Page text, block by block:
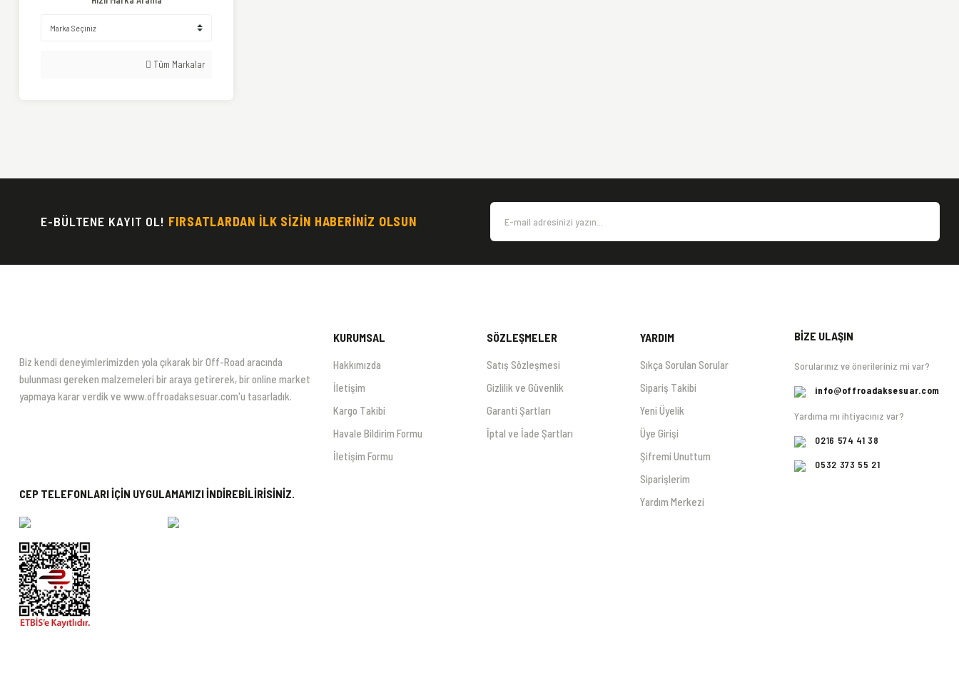
Tüm Markalar
E-BÜLTENE KAYIT OL! FIRSATLARDAN İLK SİZİN HABERİNİZ OLSUN
Biz kendi deneyimlerimizden yola çıkarak bir Off-Road aracında
bulunması gereken malzemeleri bir araya getirerek, bir online market
yapmaya karar verdik ve www.offroadaksesuar.com'u tasarladık.
CEP TELEFONLARI İÇİN UYGULAMAMIZI İNDİREBİLİRİSİNİZ.
KURUMSAL
Hakkımızda
İletişim
Kargo Takibi
Havale Bildirim Formu
İletişim Formu
SÖZLEŞMELER
Satış Sözleşmesi
Gizlilik ve Güvenlik
Garanti Şartları
İptal ve İade Şartları
YARDIM
Sıkça Sorulan Sorular
Sipariş Takibi
Yeni Üyelik
Üye Girişi
Şifremi Unuttum
Siparişlerim
Yardım Merkezi
BİZE ULAŞIN
Sorularınız ve önerileriniz mi var?
info@offroadaksesuar.com
Yardıma mı ihtiyacınız var?
0216 574 41 38
0532 373 55 21